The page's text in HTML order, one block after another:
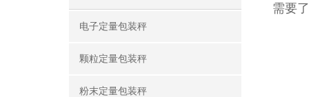
电子定量包装秤
颗粒定量包装秤
粉末定量包装秤
需要